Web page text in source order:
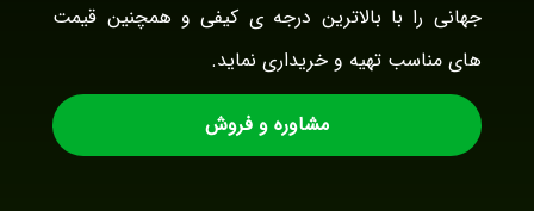
جهانی را با بالاترین درجه ی کیفی و همچنین قیمت
های مناسب تهیه و خریداری نماید.
مشاوره و فروش